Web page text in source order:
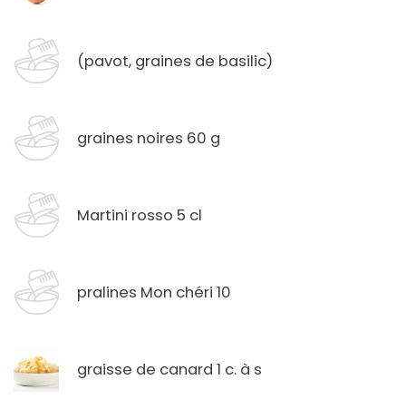
(pavot, graines de basilic)
graines noires 60 g
Martini rosso 5 cl
pralines Mon chéri 10
graisse de canard 1 c. à s